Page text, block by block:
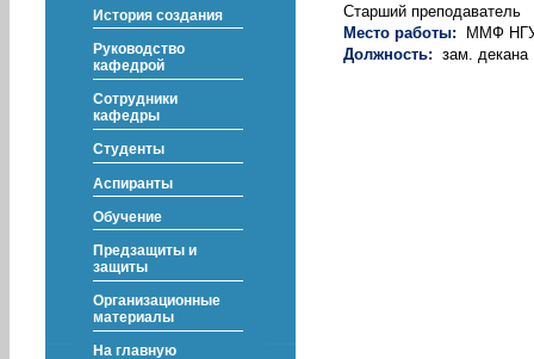
Старший преподаватель
Место работы:
ММФ
Должность: зам. декана
История создания
Руководство
кафедрой
Сотрудники
кафедры
Студенты
Аспиранты
Обучение
Предзащиты и
защиты
Организационные
материалы
На главную